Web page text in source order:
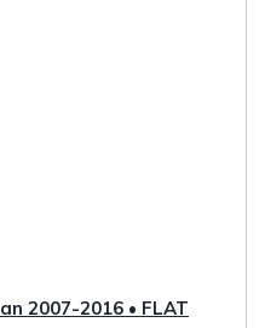
2007-2016 • FLAT